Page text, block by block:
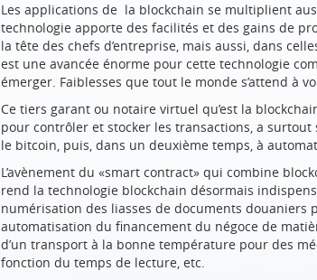
Les applications de la blockchain se multiplient
technologie apporte des facilités et des gains de
la tête des chefs d’entreprise, mais aussi, dans
est une avancée énorme pour cette technologie
émerger. Faiblesses que tout le monde s’attend à
Ce tiers garant ou notaire virtuel qu’est la
pour contrôler et stocker les transactions, a
le bitcoin, puis, dans un deuxième temps, à
L’avènement du «smart contract» qui combine
rend la technologie blockchain désormais
numérisation des liasses de documents
automatisation du financement du négoce de
d’un transport à la bonne température pour des
fonction du temps de lecture, etc.